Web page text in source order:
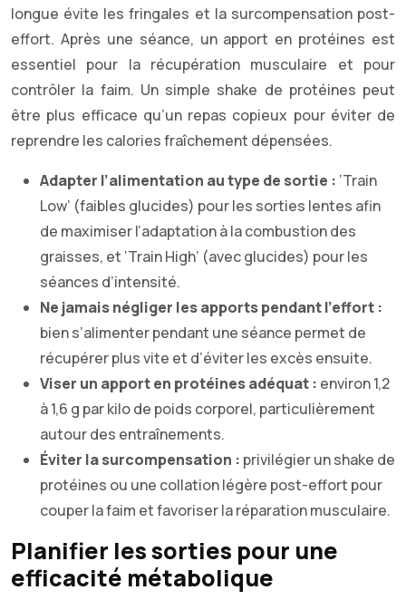
longue évite les fringales et la surcompensation post-
effort. Après une séance, un apport en protéines est
essentiel pour la récupération musculaire et pour
contrôler la faim. Un simple shake de protéines peut
être plus efficace qu’un repas copieux pour éviter de
reprendre les calories fraîchement dépensées.
Adapter l’alimentation au type de sortie : ‘Train
Low’ (faibles glucides) pour les sorties lentes afin
de maximiser l’adaptation à la combustion des
graisses, et ‘Train High’ (avec glucides) pour les
séances d’intensité.
Ne jamais négliger les apports pendant l’effort :
bien s’alimenter pendant une séance permet de
récupérer plus vite et d’éviter les excès ensuite.
Viser un apport en protéines adéquat : environ 1,2
à 1,6 g par kilo de poids corporel, particulièrement
autour des entraînements.
Éviter la surcompensation : privilégier un shake de
protéines ou une collation légère post-effort pour
couper la faim et favoriser la réparation musculaire.
Planifier les sorties pour une
efficacité métabolique